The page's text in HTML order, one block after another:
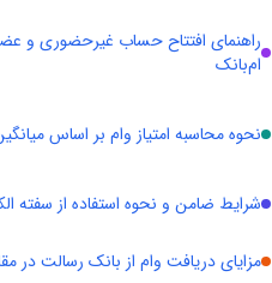
راهنمای افتتاح حساب غیرحضوری و
ام‌بانک
نحوه محاسبه امتیاز وام بر اساس
شرایط ضامن و نحوه استفاده از سفته
مزایای دریافت وام از بانک رسالت در